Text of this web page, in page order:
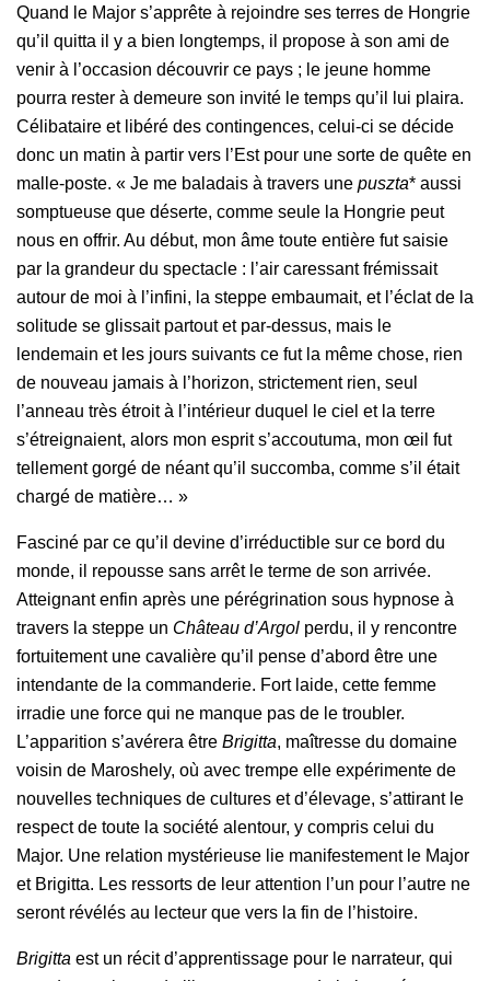
Quand le Major s’apprête à rejoindre ses terres de Hongrie
qu’il quitta il y a bien longtemps, il propose à son ami de
venir à l’occasion découvrir ce pays ; le jeune homme
pourra rester à demeure son invité le temps qu’il lui plaira.
Célibataire et libéré des contingences, celui-ci se décide
donc un matin à partir vers l’Est pour une sorte de quête en
malle-poste. « Je me baladais à travers une puszta* aussi
somptueuse que déserte, comme seule la Hongrie peut
nous en offrir. Au début, mon âme toute entière fut saisie
par la grandeur du spectacle : l’air caressant frémissait
autour de moi à l’infini, la steppe embaumait, et l’éclat de la
solitude se glissait partout et par-dessus, mais le
lendemain et les jours suivants ce fut la même chose, rien
de nouveau jamais à l’horizon, strictement rien, seul
l’anneau très étroit à l’intérieur duquel le ciel et la terre
s’étreignaient, alors mon esprit s’accoutuma, mon œil fut
tellement gorgé de néant qu’il succomba, comme s’il était
chargé de matière… »
Fasciné par ce qu’il devine d’irréductible sur ce bord du
monde, il repousse sans arrêt le terme de son arrivée.
Atteignant enfin après une pérégrination sous hypnose à
travers la steppe un Château d’Argol perdu, il y rencontre
fortuitement une cavalière qu’il pense d’abord être une
intendante de la commanderie. Fort laide, cette femme
irradie une force qui ne manque pas de le troubler.
L’apparition s’avérera être Brigitta, maîtresse du domaine
voisin de Maroshely, où avec trempe elle expérimente de
nouvelles techniques de cultures et d’élevage, s’attirant le
respect de toute la société alentour, y compris celui du
Major. Une relation mystérieuse lie manifestement le Major
et Brigitta. Les ressorts de leur attention l’un pour l’autre ne
seront révélés au lecteur que vers la fin de l’histoire.
Brigitta est un récit d’apprentissage pour le narrateur, qui